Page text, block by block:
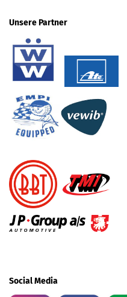
Unsere Partner
Social Media